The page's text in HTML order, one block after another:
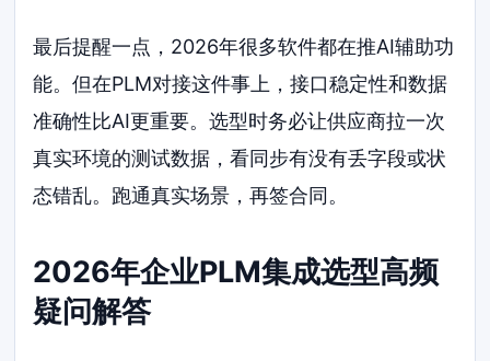
最后提醒一点，2026年很多软件都在推AI辅助功
能。但在PLM对接这件事上，接口稳定性和数据
准确性比AI更重要。选型时务必让供应商拉一次
真实环境的测试数据，看同步有没有丢字段或状
态错乱。跑通真实场景，再签合同。
2026年企业PLM集成选型高频
疑问解答